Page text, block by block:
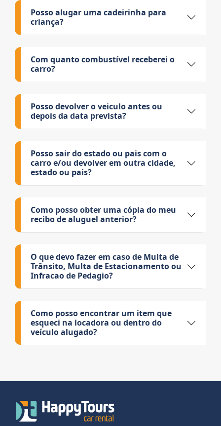
Posso alugar uma cadeirinha para
criança?
Com quanto combustível receberei o
carro?
Posso devolver o veiculo antes ou
depois da data prevista?
Posso sair do estado ou pais com o
carro e/ou devolver em outra cidade,
estado ou pais?
Como posso obter uma cópia do meu
recibo de aluguel anterior?
O que devo fazer em caso de Multa de
Trânsito, Multa de Estacionamento ou
Infracao de Pedagio?
Como posso encontrar um item que
esqueci na locadora ou dentro do
veículo alugado?